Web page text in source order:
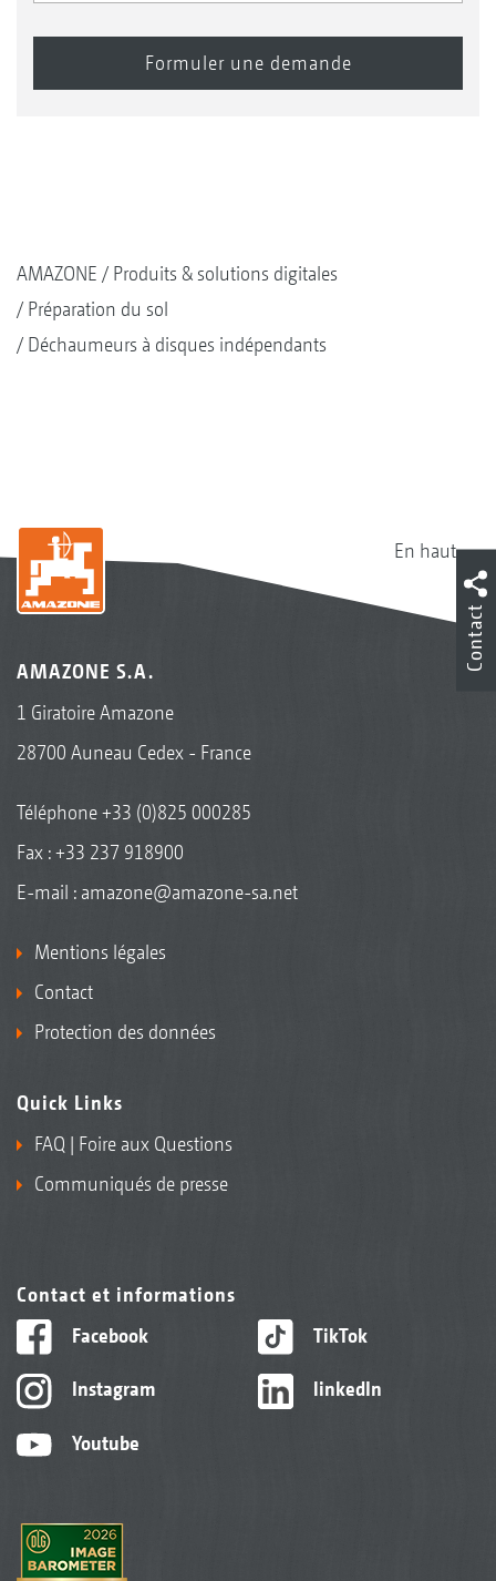
AMAZONE
Produits & solutions digitales
Préparation du sol
Déchaumeurs à disques indépendants
En haut
AMAZONE S.A.
1 Giratoire Amazone
28700 Auneau Cedex - France
Téléphone+33 (0)825 000285
Fax : +33 237 918900
E-mail : amazone@amazone-sa.net
Mentions légales
Contact
Protection des données
Quick Links
FAQ | Foire aux Questions
Communiqués de presse
Contact et informations
Facebook
Instagram
Youtube
TikTok
linkedIn
Contact